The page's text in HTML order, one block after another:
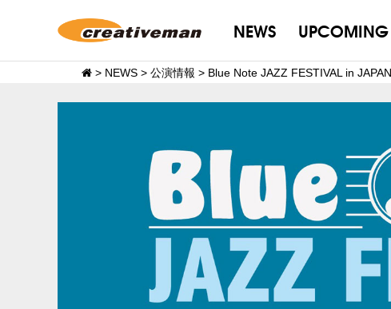
NEWS UPCOMING
> NEWS > 公演情報 > Blue Note JAZZ FESTIVAL in